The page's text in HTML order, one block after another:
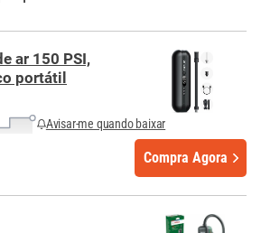
ar 150 PSI,
portátil
Avisar-me quando baixar
Compra Agora